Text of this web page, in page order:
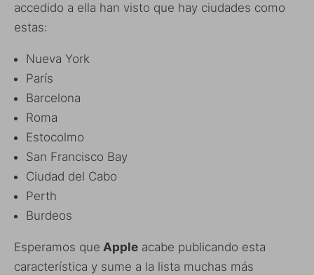
accedido a ella han visto que hay ciudades como
estas:
Nueva York
París
Barcelona
Roma
Estocolmo
San Francisco Bay
Ciudad del Cabo
Perth
Burdeos
Esperamos que Apple acabe publicando esta
característica y sume a la lista muchas más